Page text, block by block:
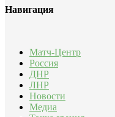
Навигация
Матч-Центр
Россия
ДНР
ЛНР
Новости
Медиа